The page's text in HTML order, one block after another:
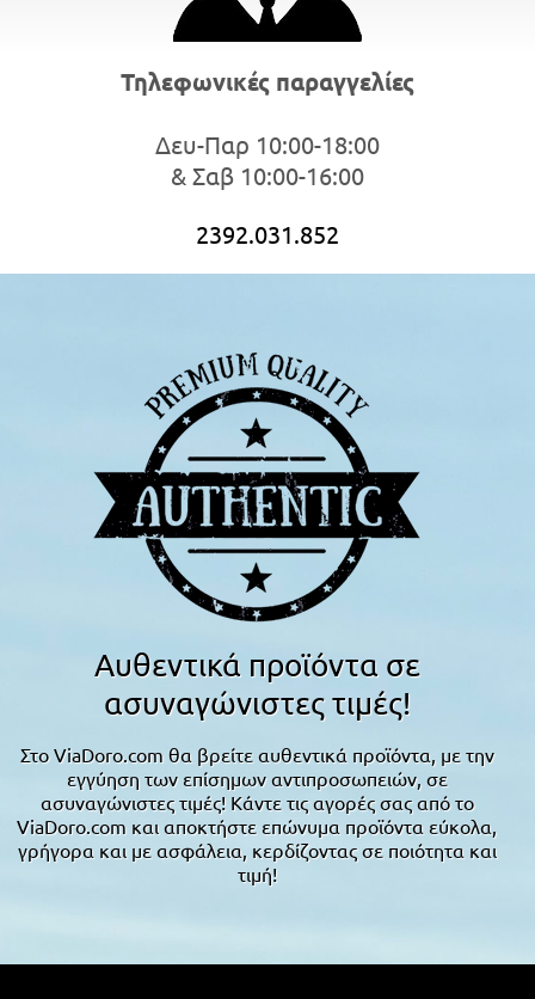
Τηλεφωνικές παραγγελίες
Δευ-Παρ 10:00-18:00
& Σαβ 10:00-16:00
2392.031.852
Αυθεντικά προϊόντα σε
ασυναγώνιστες τιμές!
Στο ViaDoro.com θα βρείτε αυθεντικά προϊόντα, με την
εγγύηση των επίσημων αντιπροσωπειών, σε
ασυναγώνιστες τιμές! Κάντε τις αγορές σας από το
ViaDoro.com και αποκτήστε επώνυμα προϊόντα εύκολα,
γρήγορα και με ασφάλεια, κερδίζοντας σε ποιότητα και
τιμή!